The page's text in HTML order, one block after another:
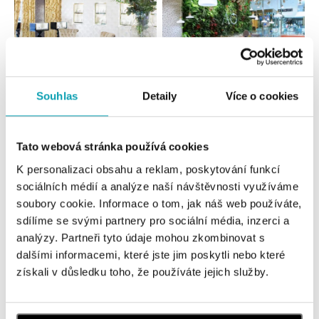
Souhlas Detaily Více o cookies
Tato webová stránka používá cookies
K personalizaci obsahu a reklam, poskytování funkcí
sociálních médií a analýze naší návštěvnosti využíváme
soubory cookie. Informace o tom, jak náš web používáte,
sdílíme se svými partnery pro sociální média, inzerci a
analýzy. Partneři tyto údaje mohou zkombinovat s
dalšími informacemi, které jste jim poskytli nebo které
získali v důsledku toho, že používáte jejich služby.
Všetky Česko Slovensko
ALO diamonds Hilton, Košice
Hlavná 123/1, 040 01 Košice
tel.: +421 911 854 322, +421 917 869 485
otvorené v Pondelok od 09:00
ALOve OC Aupark, Bratislava
Einsteinova 3541/18, 851 01 Bratislava
tel.: +421917090556